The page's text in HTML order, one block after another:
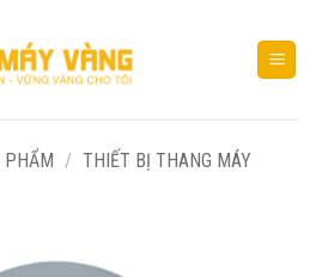
PHẨM / THIẾT BỊ THANG MÁY